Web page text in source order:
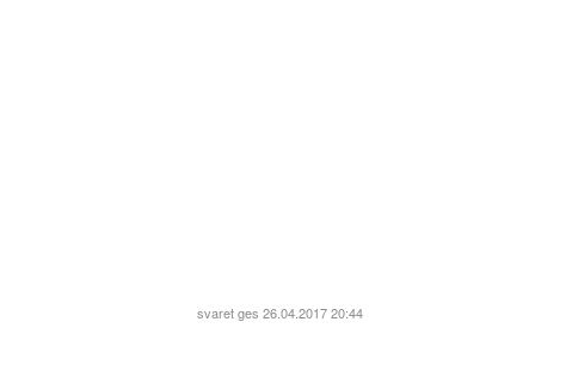
svaret ges 26.04.2017 20:44